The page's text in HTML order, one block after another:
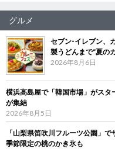
グルメ
セブン‐イレブン、
製うどんまで“夏の
2026年8月6日
横浜高島屋で「韓国市場」がス
が集結
2026年8月5日
「山梨県笛吹川フルーツ公園」
季節限定の桃のかき氷も